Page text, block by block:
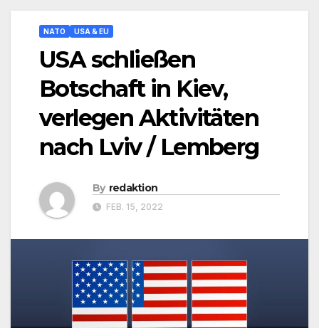
NATO USA & EU
USA schließen
Botschaft in Kiev,
verlegen Aktivitäten
nach Lviv / Lemberg
By redaktion
FEB. 15, 2022